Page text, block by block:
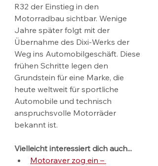
R32 der Einstieg in den
Motorradbau sichtbar. Wenige
Jahre später folgt mit der
Übernahme des Dixi-Werks der
Weg ins Automobilgeschäft. Diese
frühen Schritte legen den
Grundstein für eine Marke, die
heute weltweit für sportliche
Automobile und technisch
anspruchsvolle Motorräder
bekannt ist.
Vielleicht interessiert dich auch...
Motoraver zog ein –